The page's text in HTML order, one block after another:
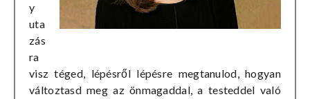
y
uta
zás
ra
visz téged, lépésről lépésre megtanulod, hogyan
változtasd meg az önmagaddal, a testeddel való